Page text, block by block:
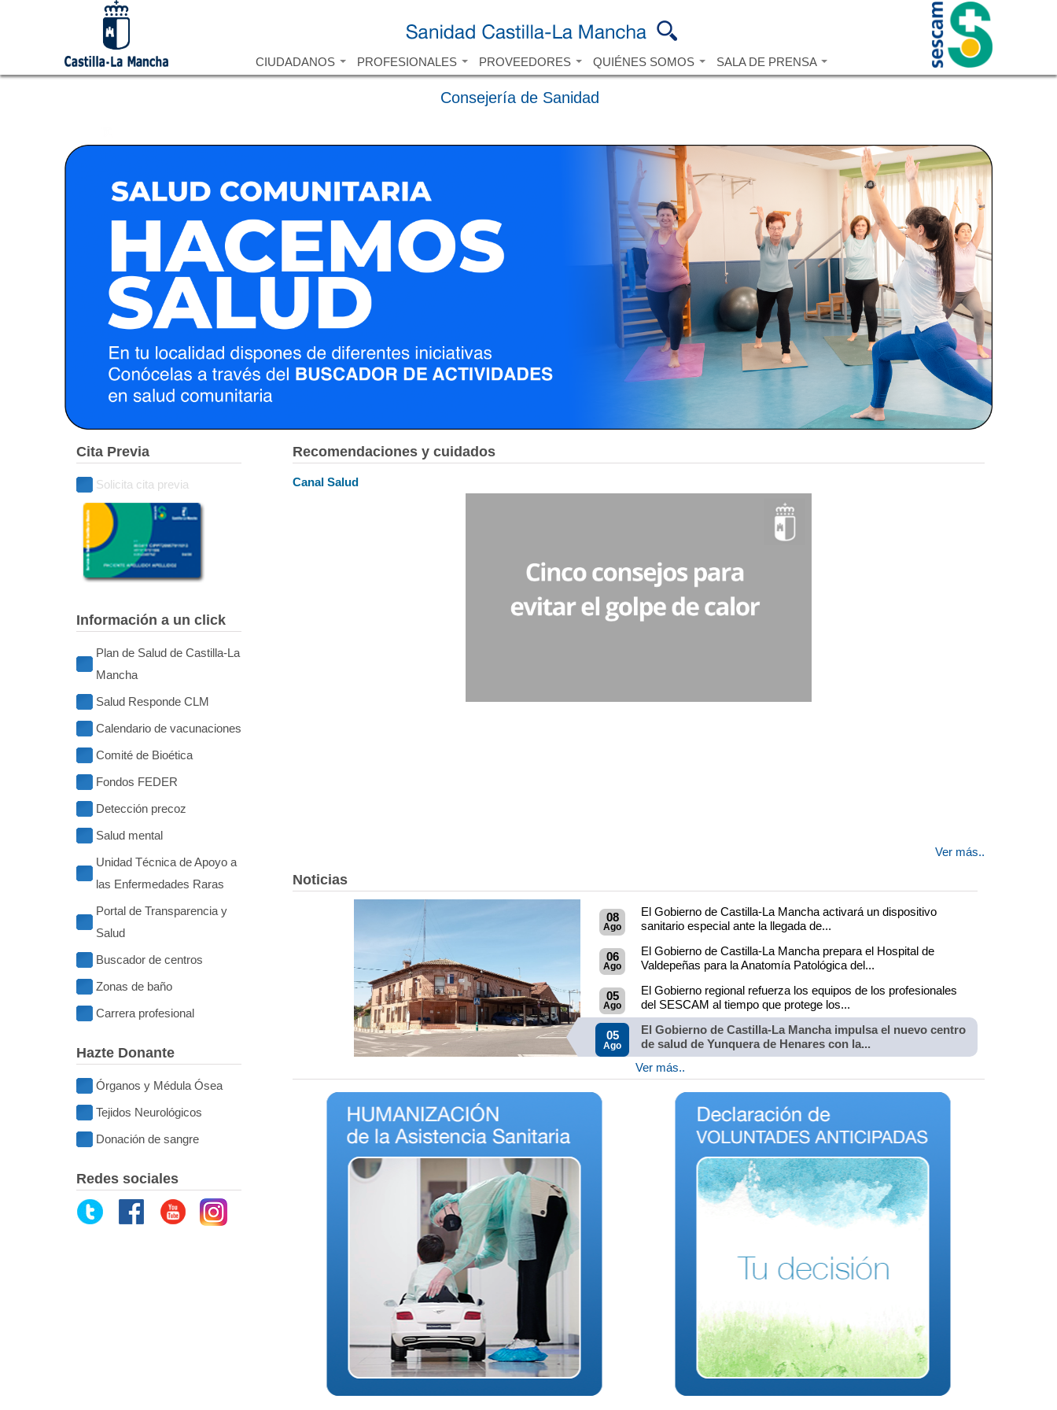
contenido
principal
CIUDADANOS PROFESIONALES PROVEEDORES QUIÉNES SOMOS SALA DE PRENSA
Consejería de Sanidad
Cita Previa
Solicita cita previa
Información a un click
Plan de Salud de Castilla-La
Mancha
Salud Responde CLM
Calendario de vacunaciones
Comité de Bioética
Fondos FEDER
Detección precoz
Salud mental
Unidad Técnica de Apoyo a
las Enfermedades Raras
Portal de Transparencia y
Salud
Buscador de centros
Zonas de baño
Carrera profesional
Hazte Donante
Órganos y Médula Ósea
Tejidos Neurológicos
Donación de sangre
Redes sociales
Recomendaciones y cuidados
Canal Salud
Ver más..
Noticias
08
Ago
El Gobierno de Castilla-La Mancha activará un dispositivo
sanitario especial ante la llegada de...
06
Ago
El Gobierno de Castilla-La Mancha prepara el Hospital de
Valdepeñas para la Anatomía Patológica del...
05
Ago
El Gobierno regional refuerza los equipos de los profesionales
del SESCAM al tiempo que protege los...
05
Ago
El Gobierno de Castilla-La Mancha impulsa el nuevo centro
de salud de Yunquera de Henares con la...
Ver más..